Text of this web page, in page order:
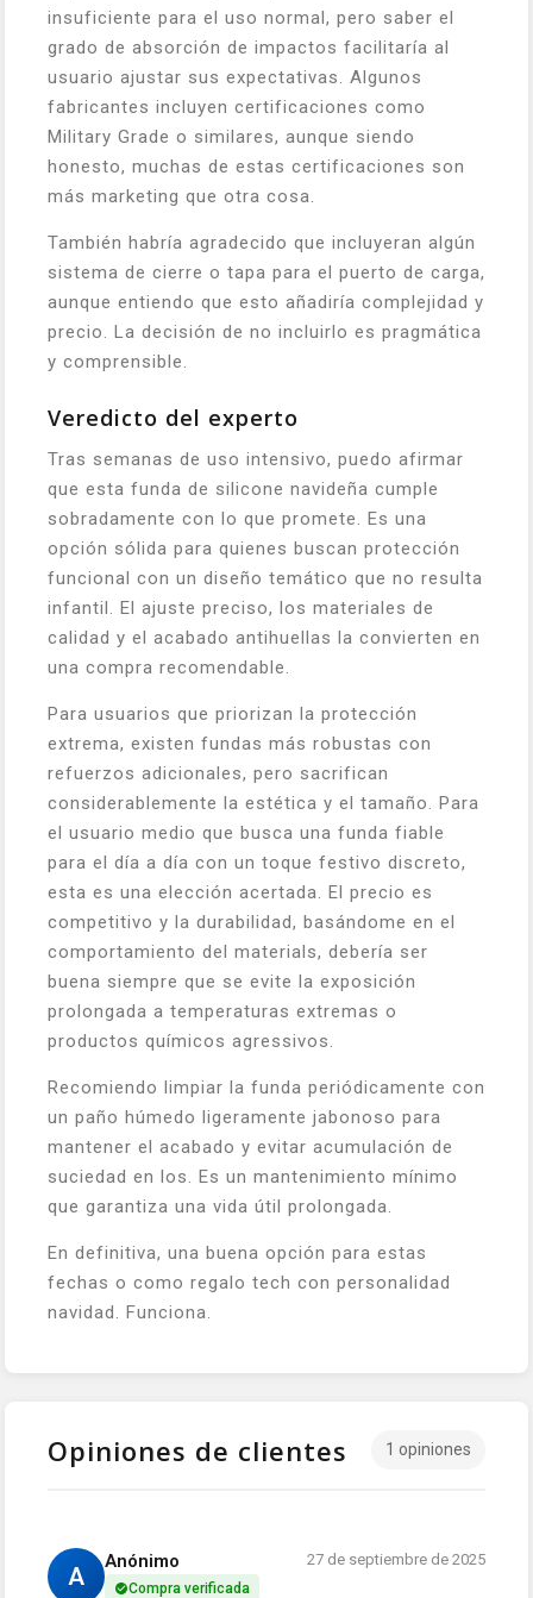
insuficiente para el uso normal, pero saber el
grado de absorción de impactos facilitaría al
usuario ajustar sus expectativas. Algunos
fabricantes incluyen certificaciones como
Military Grade o similares, aunque siendo
honesto, muchas de estas certificaciones son
más marketing que otra cosa.
También habría agradecido que incluyeran algún
sistema de cierre o tapa para el puerto de carga,
aunque entiendo que esto añadiría complejidad y
precio. La decisión de no incluirlo es pragmática
y comprensible.
Veredicto del experto
Tras semanas de uso intensivo, puedo afirmar
que esta funda de silicone navideña cumple
sobradamente con lo que promete. Es una
opción sólida para quienes buscan protección
funcional con un diseño temático que no resulta
infantil. El ajuste preciso, los materiales de
calidad y el acabado antihuellas la convierten en
una compra recomendable.
Para usuarios que priorizan la protección
extrema, existen fundas más robustas con
refuerzos adicionales, pero sacrifican
considerablemente la estética y el tamaño. Para
el usuario medio que busca una funda fiable
para el día a día con un toque festivo discreto,
esta es una elección acertada. El precio es
competitivo y la durabilidad, basándome en el
comportamiento del materials, debería ser
buena siempre que se evite la exposición
prolongada a temperaturas extremas o
productos químicos agressivos.
Recomiendo limpiar la funda periódicamente con
un paño húmedo ligeramente jabonoso para
mantener el acabado y evitar acumulación de
suciedad en los. Es un mantenimiento mínimo
que garantiza una vida útil prolongada.
En definitiva, una buena opción para estas
fechas o como regalo tech con personalidad
navidad. Funciona.
Opiniones de clientes 1 opiniones
A
Anónimo
Compra verificada
27 de septiembre de 2025